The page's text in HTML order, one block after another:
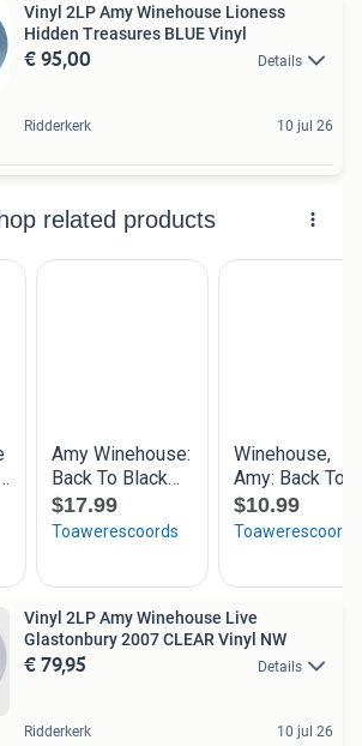
Vinyl 2LP Amy Winehouse Lioness
Hidden Treasures BLUE Vinyl
€ 95,00 Details
Ridderkerk 10 jul 26
Vinyl 2LP Amy Winehouse Live
Glastonbury 2007 CLEAR Vinyl NW
€ 79,95 Details
Ridderkerk 10 jul 26